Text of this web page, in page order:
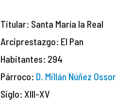
Titular: Santa María la Real
Arciprestazgo: El Pan
Habitantes: 294
Párroco: D. Millán Núñez
Siglo: XIII-XV